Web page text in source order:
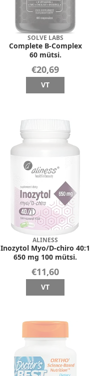
SOLVE LABS
Complete B-Complex
60 mütsi.
€20,69
VT
ALINESS
Inozytol Myo/D-chiro 40:1
650 mg 100 mütsi.
€11,60
VT